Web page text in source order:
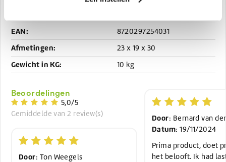
EAN: 8720297254031
Afmetingen: 23 x 19 x 30
Gewicht in KG: 10 kg
Beoordelingen
5,0/5
Gemiddelde van 2 review(s)
Door: Ton Weegels
Door: Bernard van
Datum: 19/11/2024
Prima product, doet
het belooft. Ik had